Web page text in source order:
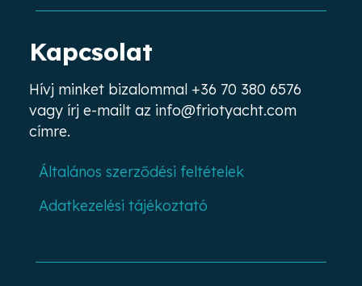
Kapcsolat
Hívj minket bizalommal +36 70 380 6576
vagy írj e-mailt az info@friotyacht.com
címre.
Általános szerződési feltételek
Adatkezelési tájékoztató